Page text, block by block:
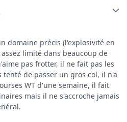
domaine précis (l'explosivité en
limité dans beaucoup de
pas frotter, il ne fait pas les
de passer un gros col, il n'a
WT d'une semaine, il fait
mais il ne s'accroche jamais